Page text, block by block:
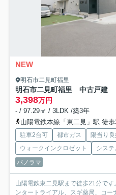
NEW
明石市二見町福里
明石市二見町福里 中古戸建
3,398万円
- / 97.29㎡ / 3LDK /築3年
山陽電鉄本線「東二見」駅 徒
駐車2台可 都市ガス 陽当り
ウォークインクロゼット
システ
パノラマ
山陽電鉄東二見駅まで徒歩21分で
ンタートライアル、スギ薬局、コー